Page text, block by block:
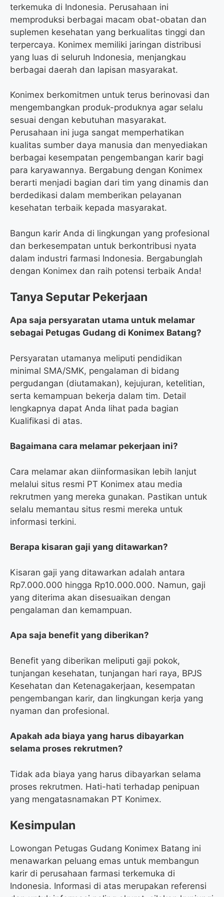
terkemuka di Indonesia. Perusahaan ini
memproduksi berbagai macam obat-obatan dan
suplemen kesehatan yang berkualitas tinggi dan
terpercaya. Konimex memiliki jaringan distribusi
yang luas di seluruh Indonesia, menjangkau
berbagai daerah dan lapisan masyarakat.
Konimex berkomitmen untuk terus berinovasi dan
mengembangkan produk-produknya agar selalu
sesuai dengan kebutuhan masyarakat.
Perusahaan ini juga sangat memperhatikan
kualitas sumber daya manusia dan menyediakan
berbagai kesempatan pengembangan karir bagi
para karyawannya. Bergabung dengan Konimex
berarti menjadi bagian dari tim yang dinamis dan
berdedikasi dalam memberikan pelayanan
kesehatan terbaik kepada masyarakat.
Bangun karir Anda di lingkungan yang profesional
dan berkesempatan untuk berkontribusi nyata
dalam industri farmasi Indonesia. Bergabunglah
dengan Konimex dan raih potensi terbaik Anda!
Tanya Seputar Pekerjaan
Apa saja persyaratan utama untuk melamar
sebagai Petugas Gudang di Konimex Batang?
Persyaratan utamanya meliputi pendidikan
minimal SMA/SMK, pengalaman di bidang
pergudangan (diutamakan), kejujuran, ketelitian,
serta kemampuan bekerja dalam tim. Detail
lengkapnya dapat Anda lihat pada bagian
Kualifikasi di atas.
Bagaimana cara melamar pekerjaan ini?
Cara melamar akan diinformasikan lebih lanjut
melalui situs resmi PT Konimex atau media
rekrutmen yang mereka gunakan. Pastikan untuk
selalu memantau situs resmi mereka untuk
informasi terkini.
Berapa kisaran gaji yang ditawarkan?
Kisaran gaji yang ditawarkan adalah antara
Rp7.000.000 hingga Rp10.000.000. Namun, gaji
yang diterima akan disesuaikan dengan
pengalaman dan kemampuan.
Apa saja benefit yang diberikan?
Benefit yang diberikan meliputi gaji pokok,
tunjangan kesehatan, tunjangan hari raya, BPJS
Kesehatan dan Ketenagakerjaan, kesempatan
pengembangan karir, dan lingkungan kerja yang
nyaman dan profesional.
Apakah ada biaya yang harus dibayarkan
selama proses rekrutmen?
Tidak ada biaya yang harus dibayarkan selama
proses rekrutmen. Hati-hati terhadap penipuan
yang mengatasnamakan PT Konimex.
Kesimpulan
Lowongan Petugas Gudang Konimex Batang ini
menawarkan peluang emas untuk membangun
karir di perusahaan farmasi terkemuka di
Indonesia. Informasi di atas merupakan referensi